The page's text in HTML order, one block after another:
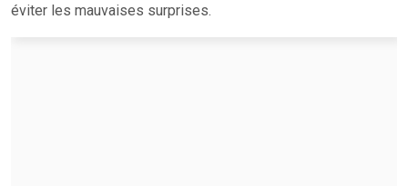
éviter les mauvaises surprises.